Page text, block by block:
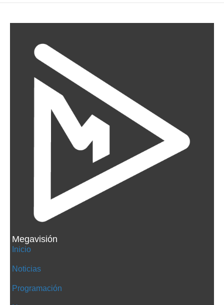
Megavisión
Inicio
Noticias
Programación